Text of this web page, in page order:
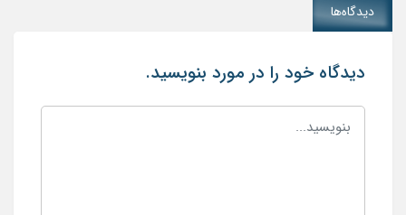
دیدگاه‌ها
دیدگاه خود را در مورد بنویسید.